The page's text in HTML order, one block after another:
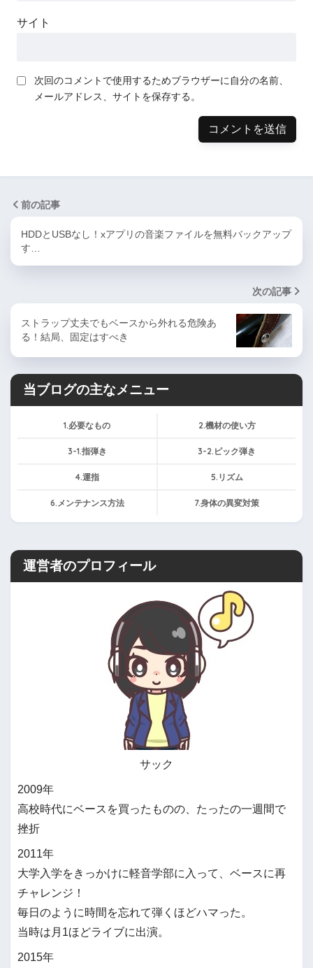
サイト
次回のコメントで使用するためブラウザーに自分の名前、
メールアドレス、サイトを保存する。
前の記事
HDDとUSBなし！xアプリの音楽ファイルを無料バックアップ
す…
次の記事
ストラップ丈夫でもベースから外れる危険あ
る！結局、固定はすべき
当ブログの主なメニュー
1.必要なもの 2.機材の使い方
3-1.指弾き 3-2.ピック弾き
4.運指 5.リズム
6.メンテナンス方法 7.身体の異変対策
運営者のプロフィール
サック
2009年
高校時代にベースを買ったものの、たったの一週間で
挫折
2011年
大学入学をきっかけに軽音学部に入って、ベースに再
チャレンジ！
毎日のように時間を忘れて弾くほどハマった。
当時は月1ほどライブに出演。
2015年